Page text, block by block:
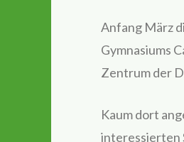
Anfang März
Gymnasiums
Zentrum der
Kaum dort
interessierten